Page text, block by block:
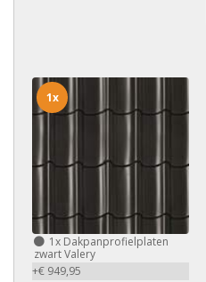
1x Dakpanprofielplaten
zwart Valery
+€ 949,95
1x